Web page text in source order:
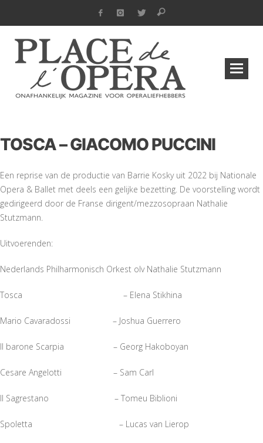
TOSCA – GIACOMO PUCCINI
Een reprise van de productie van Barrie Kosky uit 2022 bij Nationale
Opera & Ballet met deels een gelijke bezetting. De voorstelling wordt
gedirigeerd door de Franse dirigent/mezzosopraan Nathalie
Stutzmann.
Uitvoerenden:
Nederlands Philharmonisch Orkest olv Nathalie Stutzmann
Tosca – Elena Stikhina
Mario Cavaradossi – Joshua Guerrero
Il barone Scarpia – Georg Hakoboyan
Cesare Angelotti – Sam Carl
Il Sagrestano – Tomeu Biblioni
Spoletta – Lucas van Lierop